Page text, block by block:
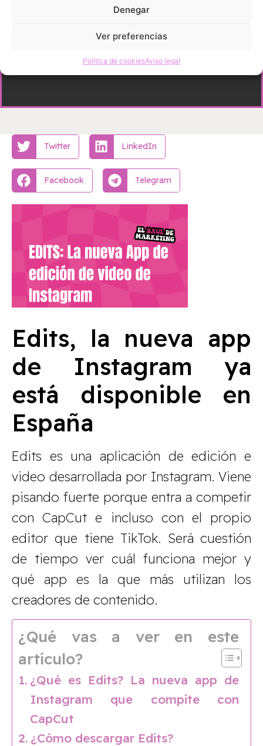
Denegar
Ver preferencias
Política de cookiesAviso legal
Twitter LinkedIn
Facebook Telegram
Edits, la nueva app
de Instagram ya
está disponible en
España
Edits es una aplicación de edición e
video desarrollada por Instagram. Viene
pisando fuerte porque entra a competir
con CapCut e incluso con el propio
editor que tiene TikTok. Será cuestión
de tiempo ver cuál funciona mejor y
qué app es la que más utilizan los
creadores de contenido.
¿Qué vas a ver en este
artículo?
¿Qué es Edits? La nueva app de
Instagram que compite con
CapCut
¿Cómo descargar Edits?